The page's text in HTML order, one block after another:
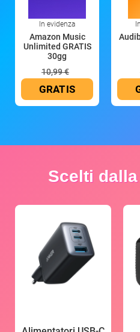
In evidenza
Amazon Music
Unlimited GRATIS
30gg
10,99 €
GRATIS
Scelti